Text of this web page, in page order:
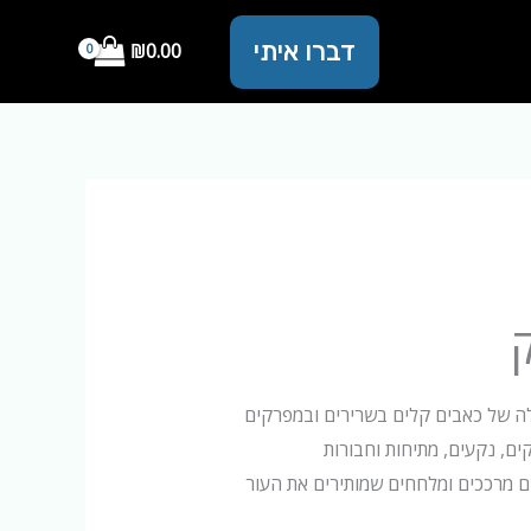
דברו איתי ₪0.00
של כאבים קלים בשרירים ובמפרקים
נקעים, מתיחות וחבורות
מרככים ומלחחים שמותירים את העור